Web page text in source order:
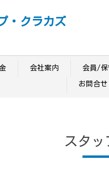
・クラカズ
会社案内 会員/保
お問合せ
スタッ